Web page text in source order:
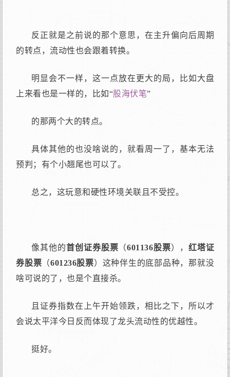
反正就是之前说的那个意思，在主升偏向后周期
的转点，流动性也会跟着转换。
明显会不一样，这一点放在更大的局，比如大盘
上来看也是一样的，比如“股海伏笔”
的那两个大的转点。
具体其他的也没啥说的，就看周一了，基本无法
预判；有个小翘尾也可以了。
总之，这玩意和硬性环境关联且不受控。
像其他的首创证券股票 （601136股票）， 红塔证
券股票 （601236股票）这种伴生的底部品种，那就没
啥可说的了，也是个直接杀。
且证券指数在上午开始领跌，相比之下，所以才
会说太平洋今日反而体现了龙头流动性的优越性。
挺好。